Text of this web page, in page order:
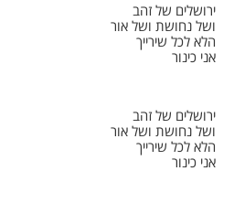
ירושלים של זהב
ושל נחושת ושל אור
הלא לכל שירייך
אני כינור
ירושלים של זהב
ושל נחושת ושל אור
הלא לכל שירייך
אני כינור